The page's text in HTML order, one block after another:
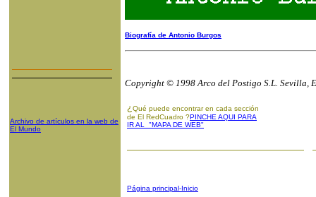
Archivo de artículos en la web de
El Mundo
Biografía de Antonio Burgos
Copyright © 1998 Arco del Postigo S.L. Sevilla,
¿ Qué puede encontrar en cada sección
de El RedCuadro ?PINCHE AQUI PARA
IR AL "MAPA DE WEB"
Página principal-Inicio